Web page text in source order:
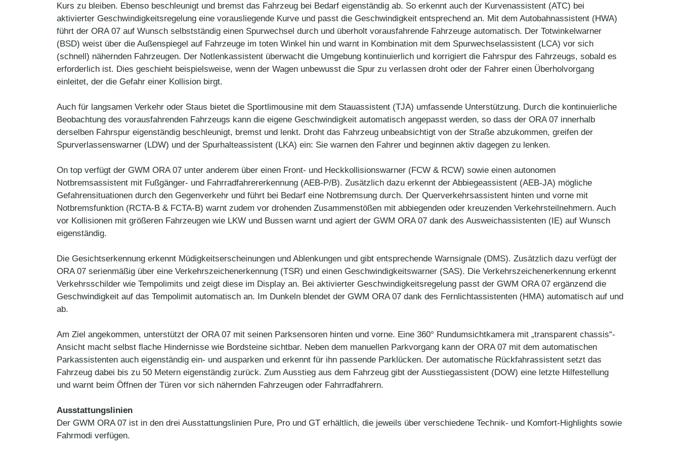
Kurs zu bleiben. Ebenso beschleunigt und bremst das Fahrzeug bei Bedarf eigenständig ab. So erkennt auch der Kurvenassistent (ATC) bei
aktivierter Geschwindigkeitsregelung eine vorausliegende Kurve und passt die Geschwindigkeit entsprechend an. Mit dem Autobahnassistent (HWA)
führt der ORA 07 auf Wunsch selbstständig einen Spurwechsel durch und überholt vorausfahrende Fahrzeuge automatisch. Der Totwinkelwarner
(BSD) weist über die Außenspiegel auf Fahrzeuge im toten Winkel hin und warnt in Kombination mit dem Spurwechselassistent (LCA) vor sich
(schnell) nähernden Fahrzeugen. Der Notlenkassistent überwacht die Umgebung kontinuierlich und korrigiert die Fahrspur des Fahrzeugs, sobald es
erforderlich ist. Dies geschieht beispielsweise, wenn der Wagen unbewusst die Spur zu verlassen droht oder der Fahrer einen Überholvorgang
einleitet, der die Gefahr einer Kollision birgt.
Auch für langsamen Verkehr oder Staus bietet die Sportlimousine mit dem Stauassistent (TJA) umfassende Unterstützung. Durch die kontinuierliche
Beobachtung des vorausfahrenden Fahrzeugs kann die eigene Geschwindigkeit automatisch angepasst werden, so dass der ORA 07 innerhalb
derselben Fahrspur eigenständig beschleunigt, bremst und lenkt. Droht das Fahrzeug unbeabsichtigt von der Straße abzukommen, greifen der
Spurverlassenswarner (LDW) und der Spurhalteassistent (LKA) ein: Sie warnen den Fahrer und beginnen aktiv dagegen zu lenken.
On top verfügt der GWM ORA 07 unter anderem über einen Front- und Heckkollisionswarner (FCW & RCW) sowie einen autonomen
Notbremsassistent mit Fußgänger- und Fahrradfahrererkennung (AEB-P/B). Zusätzlich dazu erkennt der Abbiegeassistent (AEB-JA) mögliche
Gefahrensituationen durch den Gegenverkehr und führt bei Bedarf eine Notbremsung durch. Der Querverkehrsassistent hinten und vorne mit
Notbremsfunktion (RCTA-B & FCTA-B) warnt zudem vor drohenden Zusammenstößen mit abbiegenden oder kreuzenden Verkehrsteilnehmern. Auch
vor Kollisionen mit größeren Fahrzeugen wie LKW und Bussen warnt und agiert der GWM ORA 07 dank des Ausweichassistenten (IE) auf Wunsch
eigenständig.
Die Gesichtserkennung erkennt Müdigkeitserscheinungen und Ablenkungen und gibt entsprechende Warnsignale (DMS). Zusätzlich dazu verfügt der
ORA 07 serienmäßig über eine Verkehrszeichenerkennung (TSR) und einen Geschwindigkeitswarner (SAS). Die Verkehrszeichenerkennung erkennt
Verkehrsschilder wie Tempolimits und zeigt diese im Display an. Bei aktivierter Geschwindigkeitsregelung passt der GWM ORA 07 ergänzend die
Geschwindigkeit auf das Tempolimit automatisch an. Im Dunkeln blendet der GWM ORA 07 dank des Fernlichtassistenten (HMA) automatisch auf und
ab.
Am Ziel angekommen, unterstützt der ORA 07 mit seinen Parksensoren hinten und vorne. Eine 360° Rundumsichtkamera mit „transparent chassis“-
Ansicht macht selbst flache Hindernisse wie Bordsteine sichtbar. Neben dem manuellen Parkvorgang kann der ORA 07 mit dem automatischen
Parkassistenten auch eigenständig ein- und ausparken und erkennt für ihn passende Parklücken. Der automatische Rückfahrassistent setzt das
Fahrzeug dabei bis zu 50 Metern eigenständig zurück. Zum Ausstieg aus dem Fahrzeug gibt der Ausstiegassistent (DOW) eine letzte Hilfestellung
und warnt beim Öffnen der Türen vor sich nähernden Fahrzeugen oder Fahrradfahrern.
Ausstattungslinien
Der GWM ORA 07 ist in den drei Ausstattungslinien Pure, Pro und GT erhältlich, die jeweils über verschiedene Technik- und Komfort-Highlights sowie
Fahrmodi verfügen.